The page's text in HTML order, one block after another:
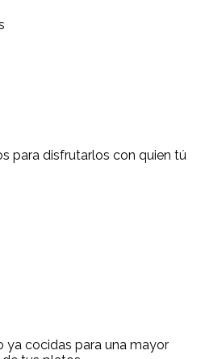
para disfrutarlos con quien tú
ya cocidas para una mayor